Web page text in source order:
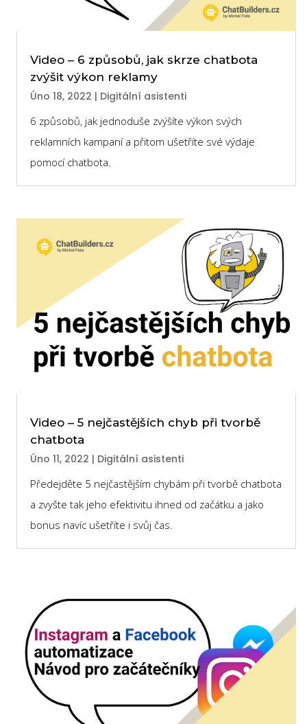
Video – 6 způsobů, jak skrze chatbota
zvýšit výkon reklamy
Úno 18, 2022 | Digitální asistenti
6 způsobů, jak jednoduše zvýšíte výkon svých
reklamních kampaní a přitom ušetříte své výdaje
pomocí chatbota.
Video – 5 nejčastějších chyb při tvorbě
chatbota
Úno 11, 2022 | Digitální asistenti
Předejděte 5 nejčastějším chybám při tvorbě chatbota
a zvyšte tak jeho efektivitu ihned od začátku a jako
bonus navíc ušetříte i svůj čas.